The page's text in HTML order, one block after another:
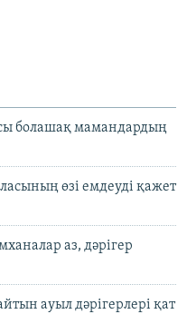
болашақ мамандардың
өзі емдеуді қажет
аз, дәрігер
ауыл дәрігерлері қат